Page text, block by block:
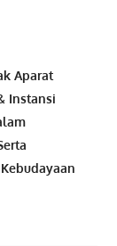
Aparat
Instansi